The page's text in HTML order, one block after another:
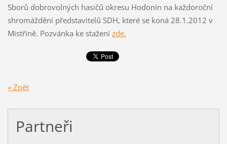
Sborů dobrovolných hasičů okresu Hodonín na každoroční
shromáždění představitelů SDH, které se koná 28.1.2012 v
Mistříně. Pozvánka ke stažení zde.
« Zpět
Partneři